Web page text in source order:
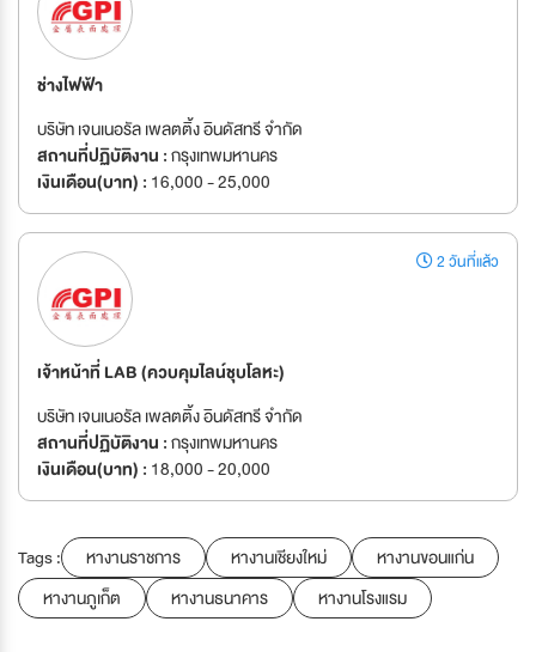
ช่างไฟฟ้า
บริษัท เจนเนอรัล เพลตติ้ง อินดัสทรี จำกัด
สถานที่ปฏิบัติงาน :กรุงเทพมหานคร
เงินเดือน(บาท) : 16,000 - 25,000
2 วันที่แล้ว
เจ้าหน้าที่ LAB (ควบคุมไลน์ชุบโลหะ)
บริษัท เจนเนอรัล เพลตติ้ง อินดัสทรี จำกัด
สถานที่ปฏิบัติงาน :กรุงเทพมหานคร
เงินเดือน(บาท) : 18,000 - 20,000
Tags : หางานราชการ หางานเชียงใหม่
หางานขอนแก่น
หางานภูเก็ต
หางานธนาคาร หางานโรงแรม